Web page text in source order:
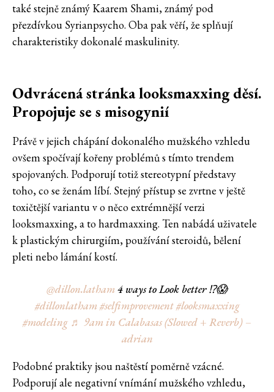
také stejně známý Kaarem Shami, známý pod
přezdívkou Syrianpsycho. Oba pak věří, že splňují
charakteristiky dokonalé maskulinity.
Odvrácená stránka looksmaxxing děsí.
Propojuje se s misogynií
Právě v jejich chápání dokonalého mužského vzhledu
ovšem spočívají kořeny problémů s tímto trendem
spojovaných. Podporují totiž stereotypní představy
toho, co se ženám líbí. Stejný přístup se zvrtne v ještě
toxičtější variantu v o něco extrémnější verzi
looksmaxxing, a to hardmaxxing. Ten nabádá uživatele
k plastickým chirurgiím, používání steroidů, bělení
pleti nebo lámání kostí.
@dillon.latham4 ways to Look better ⁉️😱
#dillonlatham#selfimprovement#looksmaxxing
#modeling ♬ 9am in Calabasas (Slowed + Reverb) –
adrian
Podobné praktiky jsou naštěstí poměrně vzácné.
Podporují ale negativní vnímání mužského vzhledu,